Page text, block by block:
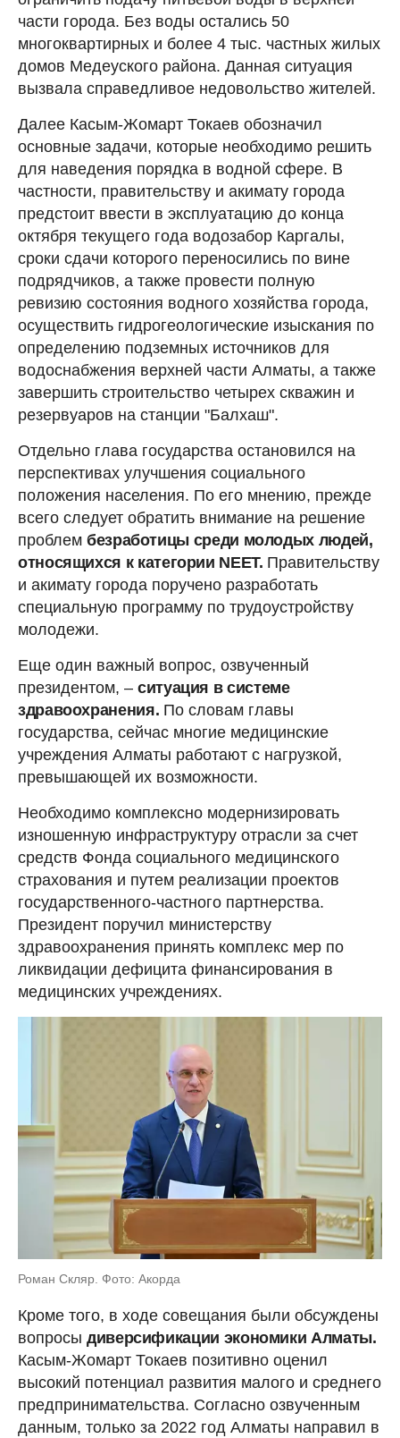
части города. Без воды остались 50
многоквартирных и более 4 тыс. частных жилых
домов Медеуского района. Данная ситуация
вызвала справедливое недовольство жителей.
Далее Касым-Жомарт Токаев обозначил
основные задачи, которые необходимо решить
для наведения порядка в водной сфере. В
частности, правительству и акимату города
предстоит ввести в эксплуатацию до конца
октября текущего года водозабор Каргалы,
сроки сдачи которого переносились по вине
подрядчиков, а также провести полную
ревизию состояния водного хозяйства города,
осуществить гидрогеологические изыскания по
определению подземных источников для
водоснабжения верхней части Алматы, а также
завершить строительство четырех скважин и
резервуаров на станции "Балхаш".
Отдельно глава государства остановился на
перспективах улучшения социального
положения населения. По его мнению, прежде
всего следует обратить внимание на решение
проблем безработицы среди молодых людей,
относящихся к категории NEET. Правительству
и акимату города поручено разработать
специальную программу по трудоустройству
молодежи.
Еще один важный вопрос, озвученный
президентом, – ситуация в системе
здравоохранения. По словам главы
государства, сейчас многие медицинские
учреждения Алматы работают с нагрузкой,
превышающей их возможности.
Необходимо комплексно модернизировать
изношенную инфраструктуру отрасли за счет
средств Фонда социального медицинского
страхования и путем реализации проектов
государственного-частного партнерства.
Президент поручил министерству
здравоохранения принять комплекс мер по
ликвидации дефицита финансирования в
медицинских учреждениях.
Роман Скляр. Фото: Акорда
Кроме того, в ходе совещания были обсуждены
вопросы диверсификации экономики Алматы.
Касым-Жомарт Токаев позитивно оценил
высокий потенциал развития малого и среднего
предпринимательства. Согласно озвученным
данным, только за 2022 год Алматы направил в